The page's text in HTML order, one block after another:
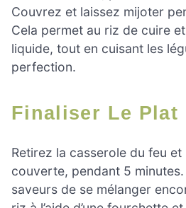
Couvrez et laissez mijoter
Cela permet au riz de cuire
liquide, tout en cuisant les
perfection.
Finaliser Le Plat
Retirez la casserole du feu
couverte, pendant 5
saveurs de se mélanger